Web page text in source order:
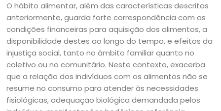
O hábito alimentar, além das características descritas
anteriormente, guarda forte correspondência com as
condições financeiras para aquisição dos alimentos, a
disponibilidade destes ao longo do tempo, e efeitos da
injustiça social, tanto no âmbito familiar quanto no
coletivo ou no comunitário. Neste contexto, exacerba
que a relação dos indivíduos com os alimentos não se
resume no consumo para atender às necessidades
fisiológicas, adequação biológica demandada pelos